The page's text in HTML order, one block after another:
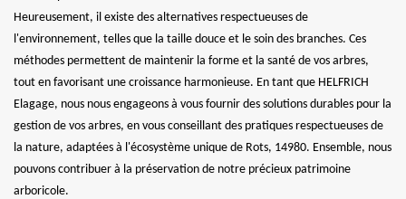
Heureusement, il existe des alternatives respectueuses de
l'environnement, telles que la taille douce et le soin des branches. Ces
méthodes permettent de maintenir la forme et la santé de vos arbres,
tout en favorisant une croissance harmonieuse. En tant que HELFRICH
Elagage, nous nous engageons à vous fournir des solutions durables pour la
gestion de vos arbres, en vous conseillant des pratiques respectueuses de
la nature, adaptées à l'écosystème unique de Rots, 14980. Ensemble, nous
pouvons contribuer à la préservation de notre précieux patrimoine
arboricole.